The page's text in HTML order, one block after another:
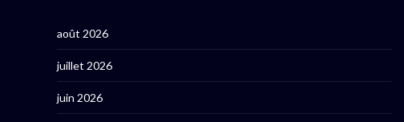
août 2026
juillet 2026
juin 2026